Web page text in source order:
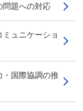
題への対応
ュニケーショ
国際協調の推